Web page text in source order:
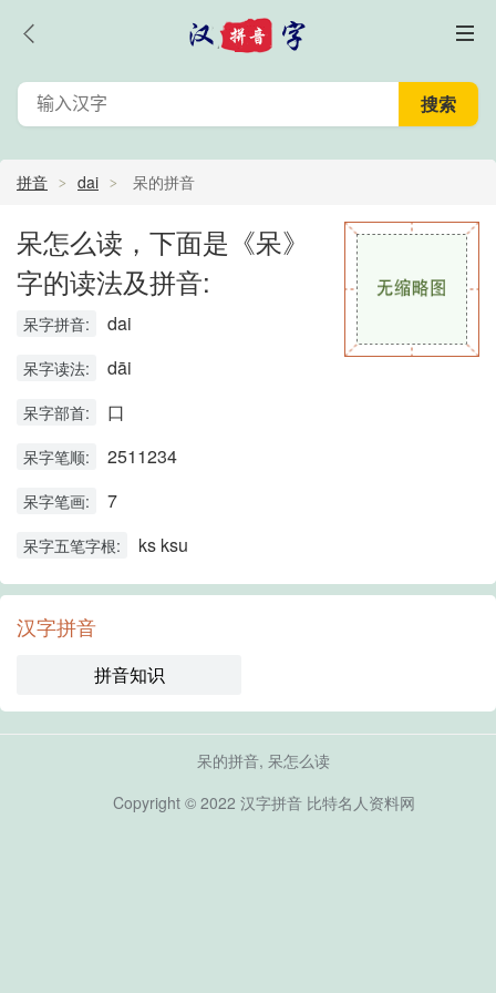
拼音 dai 呆的拼音
呆怎么读，下面是《呆》
字的读法及拼音:
呆字拼音: dai
呆字读法: dāi
呆字部首: 口
呆字笔顺: 2511234
呆字笔画: 7
呆字五笔字根: ks ksu
汉字拼音
拼音知识
呆的拼音, 呆怎么读
Copyright © 2022 汉字拼音比特名人资料网